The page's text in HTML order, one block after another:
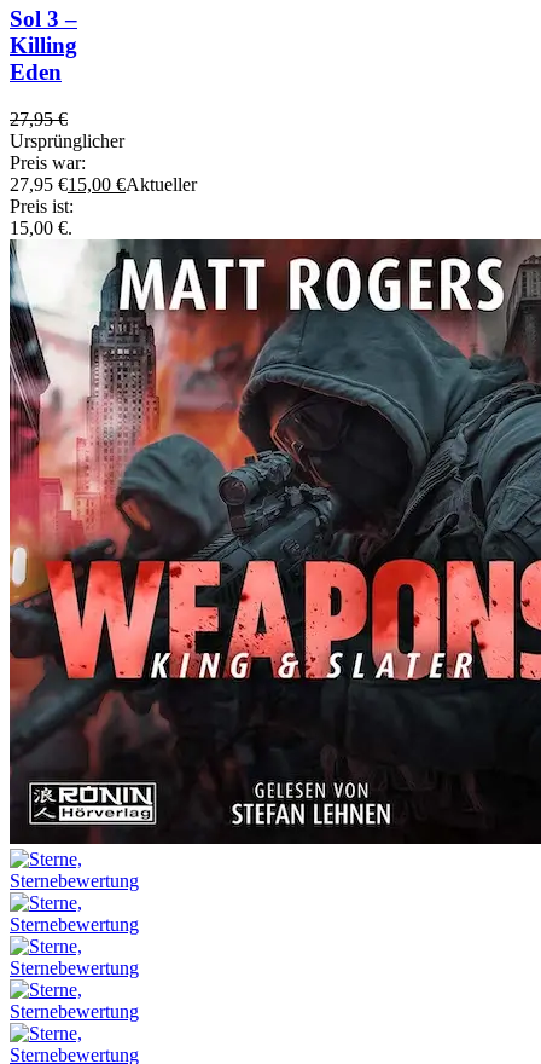
Sol 3 –
Killing
Eden
27,95€
Ursprünglicher
Preis war:
27,95 €15,00 €Aktueller
Preis ist:
15,00 €.